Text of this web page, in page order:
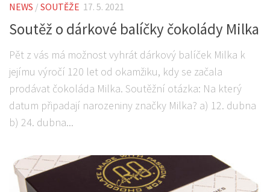
NEWS / SOUTĚŽE 17. 5. 2021
Soutěž o dárkové balíčky čokolády Milka
Pět z vás má možnost vyhrát dárkový balíček Milka k
jejímu výročí 120 let od okamžiku, kdy se začala
prodávat čokoláda Milka. Soutěžní otázka: Na který
datum připadají narozeniny značky Milka? a) 12. dubna
b) 24. dubna...